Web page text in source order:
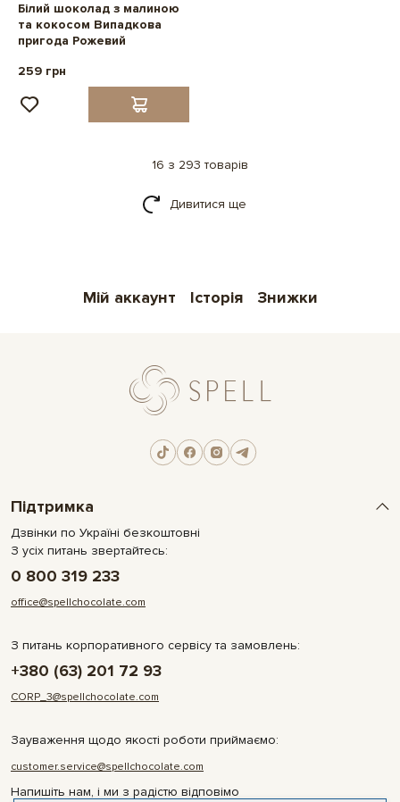
Білий шоколад з малиною
та кокосом Випадкова
пригода Рожевий
259 грн
16 з 293 товарів
Дивитися ще
Мій аккаунт Історія Знижки
Підтримка
Дзвінки по Україні безкоштовні
З усіх питань звертайтесь:
0 800 319 233
office@spellchocolate.com
З питань корпоративного сервісу та замовлень:
+380 (63) 201 72 93
CORP_3@spellchocolate.com
Зауваження щодо якості роботи приймаємо:
customer.service@spellchocolate.com
Напишіть нам, і ми з радістю відповімо